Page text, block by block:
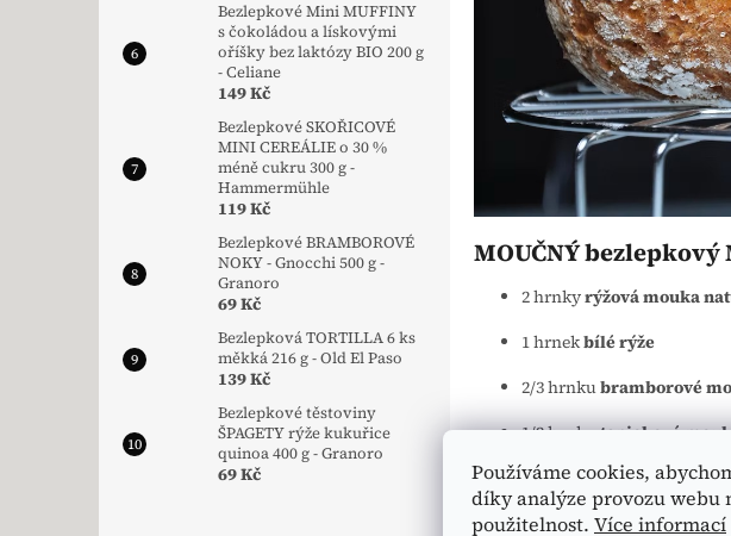
Používáme cookies,
díky analýze provozu webu
použitelnost. Více informací
Bezlepkové Mini MUFFINY
s čokoládou a lískovými
oříšky bez laktózy BIO 200 g
- Celiane
149 Kč
Bezlepkové SKOŘICOVÉ
MINI CEREÁLIE o 30 %
méně cukru 300 g -
Hammermühle
119 Kč
Bezlepkové BRAMBOROVÉ
NOKY - Gnocchi 500 g -
Granoro
69 Kč
Bezlepková TORTILLA 6 ks
měkká 216 g - Old El Paso
139 Kč
Bezlepkové těstoviny
ŠPAGETY rýže kukuřice
quinoa 400 g - Granoro
69 Kč
MOUČNÝ bezlepkový
2 hrnkyrýžová mouka
1 hrnekbílé rýže
2/3 hrnkubramborové
1/2 hrnkutapiokové
1/2 hrnkukukuřičné
4 lžičky xantanu